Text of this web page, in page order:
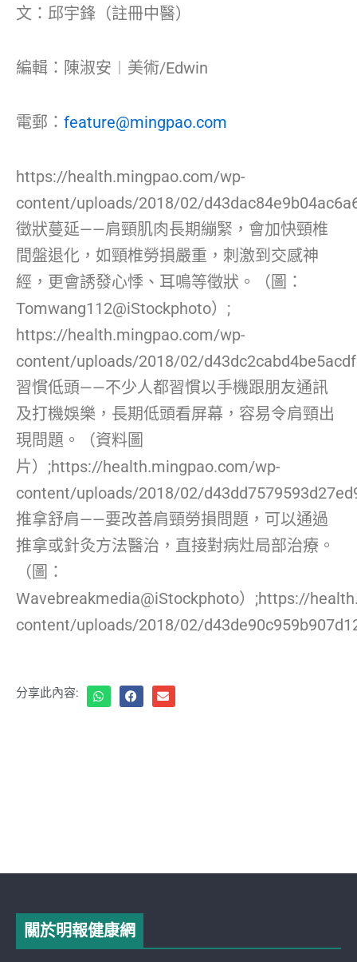
文：邱宇鋒（註冊中醫）
編輯：陳淑安︱美術/Edwin
電郵： feature@mingpao.com
https://health.mingpao.com/wp-
content/uploads/2018/02/
徵狀蔓延——肩頸肌肉長期繃緊，會加快頸椎
間盤退化，如頸椎勞損嚴重，刺激到交感神
經，更會誘發心悸、耳鳴等徵狀。（圖：
Tomwang112@iStockphoto）;
https://health.mingpao.com/wp-
content/uploads/2018/02/
習慣低頭——不少人都習慣以手機跟朋友通訊
及打機娛樂，長期低頭看屏幕，容易令肩頸出
現問題。（資料圖
片）;https://health.mingpao.com/wp-
content/uploads/2018/02/
推拿舒肩——要改善肩頸勞損問題，可以通過
推拿或針灸方法醫治，直接對病灶局部治療。
（圖：
Wavebreakmedia@iStockphoto）;https://
content/uploads/2018/02/
分享此內容:
關於明報健康網